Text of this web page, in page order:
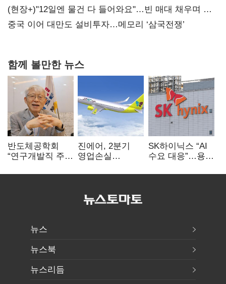
20억 키맞추기
(현장+)"12일엔 물건 다 들어와요"…빈 매대 채우며 문
연 홈플러스
중국 이어 대만도 설비투자…메모리 ‘삼국전쟁’
함께 볼만한 뉴스
반도체공학회
“연구개발직 주
개선해야”
진에어, 2분기
영업손실
상승 여파
SK하이닉스 “AI
수요 대응”…용인
투자
뉴스
뉴스북
뉴스리듬